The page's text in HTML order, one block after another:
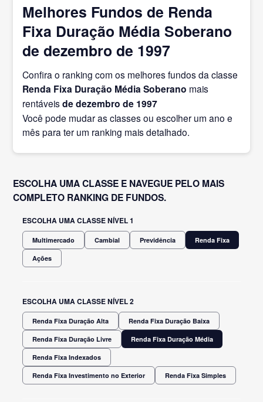
Melhores Fundos de Renda
Fixa Duração Média Soberano
de dezembro de 1997
Confira o ranking com os melhores fundos da classe
Renda Fixa Duração Média Soberano mais
rentáveisde dezembro de 1997
Você pode mudar as classes ou escolher um ano e
mês para ter um ranking mais detalhado.
ESCOLHA UMA CLASSE E NAVEGUE PELO MAIS
COMPLETO RANKING DE FUNDOS.
ESCOLHA UMA CLASSE NÍVEL 1
Multimercado Cambial Previdência Renda Fixa
Ações
ESCOLHA UMA CLASSE NÍVEL 2
Renda Fixa Duração Alta Renda Fixa Duração Baixa
Renda Fixa Duração Livre Renda Fixa Duração Média
Renda Fixa Indexados
Renda Fixa Investimento no Exterior Renda Fixa Simples